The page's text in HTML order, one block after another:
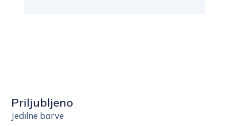
Priljubljeno
Jedilne barve